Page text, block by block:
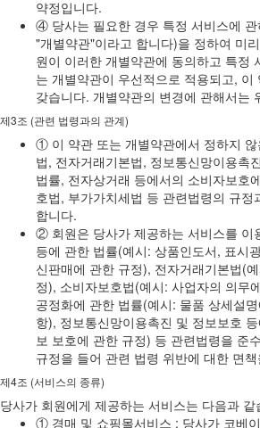
약정입니다.
④ 당사는 필요한 경우 특정 서비스에
"개별약관"이라고 합니다)을 정하여 미
원이 이러한 개별약관에 동의하고 특정
는 개별약관이 우선적으로 적용되고, 이
갖습니다. 개별약관의 변경에 관해서는
제3조 (관련 법령과의 관계)
① 이 약관 또는 개별약관에서 정하지
법, 전자거래기본법, 정보통신망이용촉
법률, 전자상거래 등에서의 소비자보호
호법, 부가가치세법 등 관련법령의 규정
합니다.
② 회원은 당사가 제공하는 서비스를 이
등에 관한 법률(예시: 상품인도서, 표시
신판매에 관한 규정), 전자거래기본법(
정), 소비자보호법(예시: 사업자의 의무
공정화에 관한 법률(예시: 물품 상세설
항), 정보통신망이용촉진 및 정보보호
보 보호에 관한 규정) 등 관련법령을 준
규정을 들어 관련 법령 위반에 대한 면
제4조 (서비스의 종류)
당사가 회원에게 제공하는 서비스는 다음과 같
① 경매 및 쇼핑몰서비스 : 당사가 코베